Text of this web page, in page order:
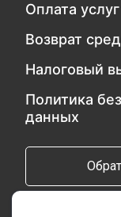
Оплата услуг
Возврат
Налоговый
Политика
данных